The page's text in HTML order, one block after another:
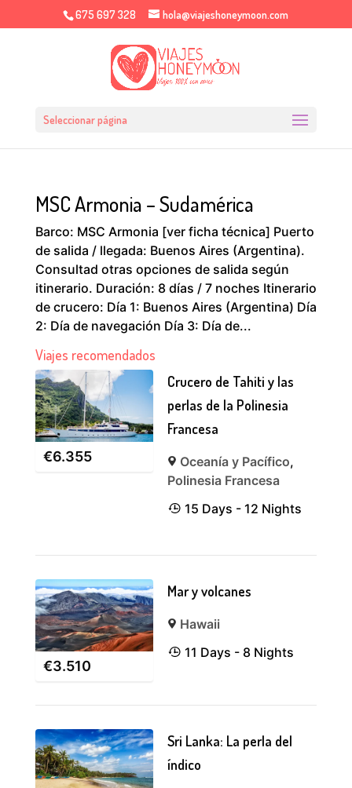
675 697 328 hola@viajeshoneymoon.com
Seleccionar página
MSC Armonia – Sudamérica
Barco: MSC Armonia [ver ficha técnica] Puerto
de salida / llegada: Buenos Aires (Argentina).
Consultad otras opciones de salida según
itinerario. Duración: 8 días / 7 noches Itinerario
de crucero: Día 1: Buenos Aires (Argentina) Día
2: Día de navegación Día 3: Día de...
Viajes recomendados
€6.355
Crucero de Tahiti y las
perlas de la Polinesia
Francesa
Oceanía y Pacífico,
Polinesia Francesa
15 Days - 12 Nights
€3.510
Mar y volcanes
Hawaii
11 Days - 8 Nights
Sri Lanka: La perla del
índico